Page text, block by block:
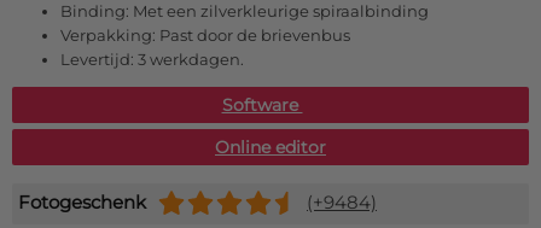
Binding: Met een zilverkleurige spiraalbinding
Verpakking: Past door de brievenbus
Levertijd: 3 werkdagen.
Software
Online editor
Fotogeschenk (+9484)